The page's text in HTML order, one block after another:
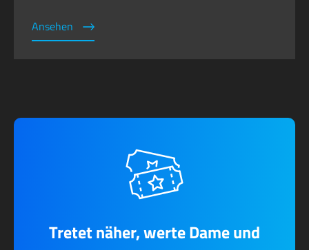
Ansehen
Tretet näher, werte Dame und